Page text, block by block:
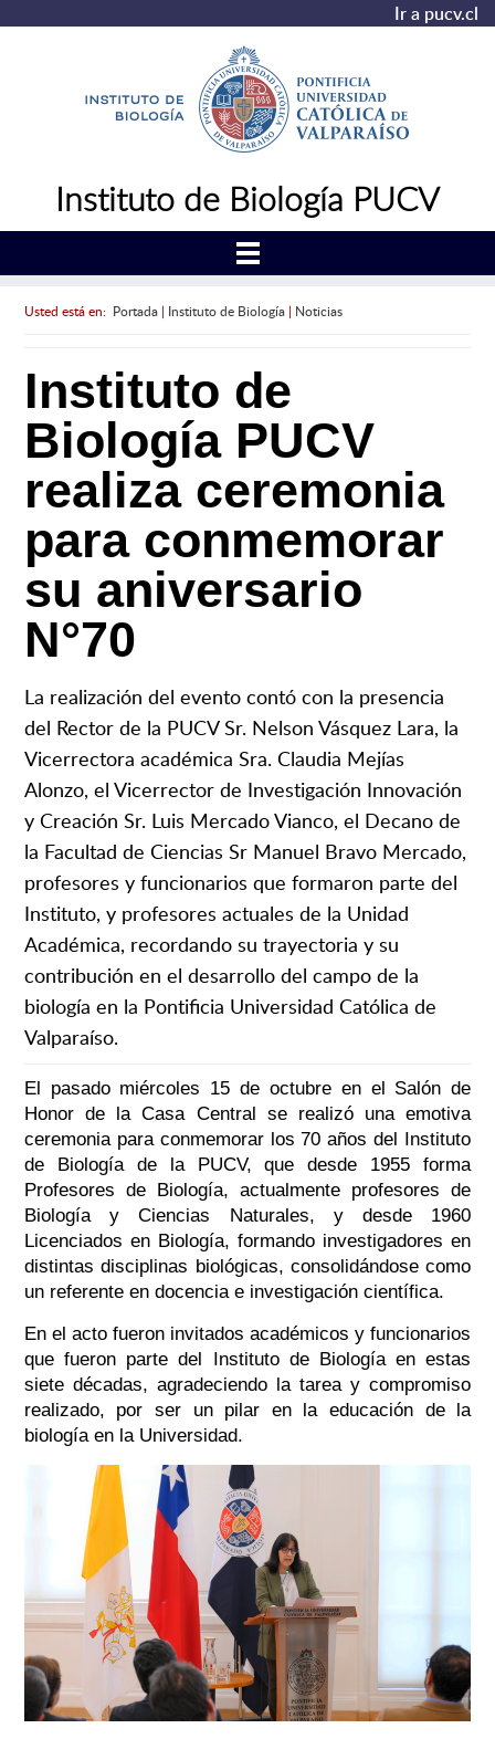
Ir a pucv.cl
Instituto de Biología PUCV
Usted está en: Portada| Instituto de Biología| Noticias
Instituto de
Biología PUCV
realiza ceremonia
para conmemorar
su aniversario
N°70
La realización del evento contó con la presencia
del Rector de la PUCV Sr. Nelson Vásquez Lara, la
Vicerrectora académica Sra. Claudia Mejías
Alonzo, el Vicerrector de Investigación Innovación
y Creación Sr. Luis Mercado Vianco, el Decano de
la Facultad de Ciencias Sr Manuel Bravo Mercado,
profesores y funcionarios que formaron parte del
Instituto, y profesores actuales de la Unidad
Académica, recordando su trayectoria y su
contribución en el desarrollo del campo de la
biología en la Pontificia Universidad Católica de
Valparaíso.
El pasado miércoles 15 de octubre en el Salón de
Honor de la Casa Central se realizó una emotiva
ceremonia para conmemorar los70 años del Instituto
de Biología de la PUCV, que desde 1955 forma
Profesores de Biología, actualmente profesores de
Biología y Ciencias Naturales, y desde 1960
Licenciados en Biología, formando investigadores en
distintas disciplinas biológicas, consolidándose como
un referente en docencia e investigación científica.
En el acto fueron invitados académicos y funcionarios
que fueron parte del Instituto de Biología en estas
siete décadas, agradeciendo la tarea y compromiso
realizado, por ser un pilar en la educación de la
biología en la Universidad.